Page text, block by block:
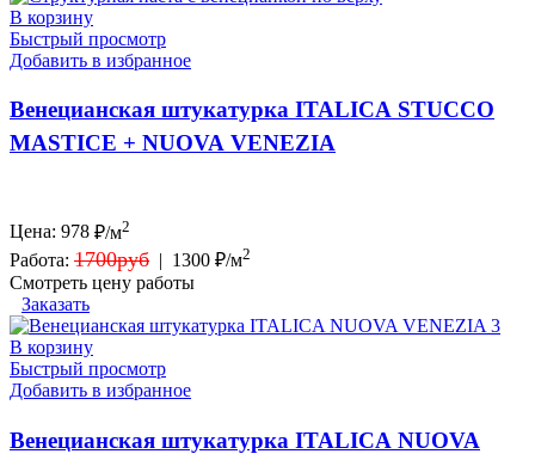
В корзину
Быстрый просмотр
Добавить в избранное
Венецианская штукатурка ITALICA STUCCO
MASTICE + NUOVA VENEZIA
Цена: 978 ₽/м2
Работа: 1700руб | 1300 ₽/м2
Смотреть цену работы
Заказать
В корзину
Быстрый просмотр
Добавить в избранное
Венецианская штукатурка ITALICA NUOVA